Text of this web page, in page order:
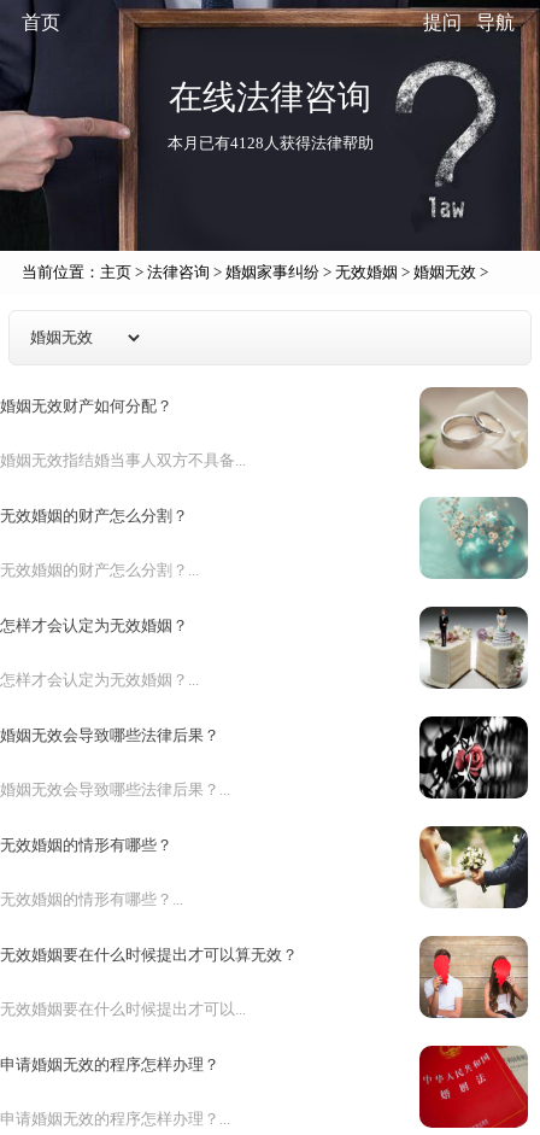
首页 导航
提问
在线法律咨询
本月已有4128人获得法律帮助
当前位置： 主页> 法律咨询 > 婚姻家事纠纷> 无效婚姻 > 婚姻无效>
婚姻无效财产如何分配？
婚姻无效指结婚当事人双方不具备...
无效婚姻的财产怎么分割？
无效婚姻的财产怎么分割？...
怎样才会认定为无效婚姻？
怎样才会认定为无效婚姻？...
婚姻无效会导致哪些法律后果？
婚姻无效会导致哪些法律后果？...
无效婚姻的情形有哪些？
无效婚姻的情形有哪些？...
无效婚姻要在什么时候提出才可以算无效？
无效婚姻要在什么时候提出才可以...
申请婚姻无效的程序怎样办理？
申请婚姻无效的程序怎样办理？...